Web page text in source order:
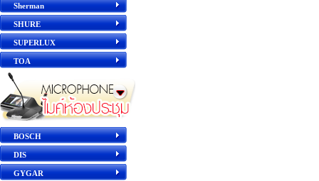
Sherman
SHURE
SUPERLUX
TOA
BOSCH
DIS
GYGAR